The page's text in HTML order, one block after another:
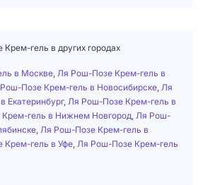
гель в других городах
в Москве Ля Рош-Позе Крем-гель в
Позе Крем-гель в Новосибирске Ля
Екатеринбург, Ля Рош-Позе Крем-гель в
гель в Нижнем Новгород Ля Рош-
Ля Рош-Позе Крем-гель в
Крем-гель в Уфе Ля Рош-Позе Крем-гель